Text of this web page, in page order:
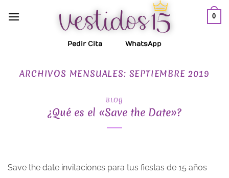
0
Pedir Cita WhatsApp
ARCHIVOS MENSUALES: SEPTIEMBRE 2019
BLOG
¿Qué es el «Save the Date»?
Save the date invitaciones para tus fiestas de 15 años